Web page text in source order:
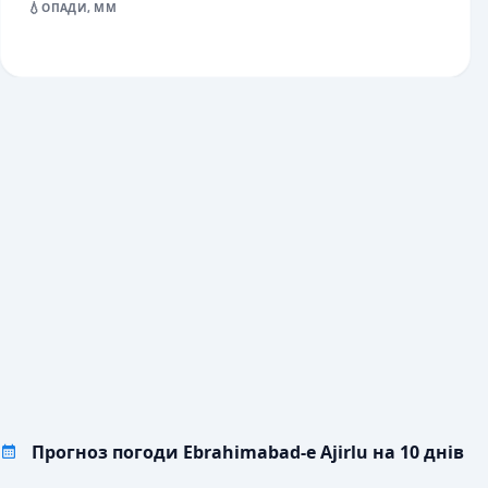
💧ОПАДИ, ММ
Прогноз погоди Ebrahimabad-e Ajirlu на 10 днів